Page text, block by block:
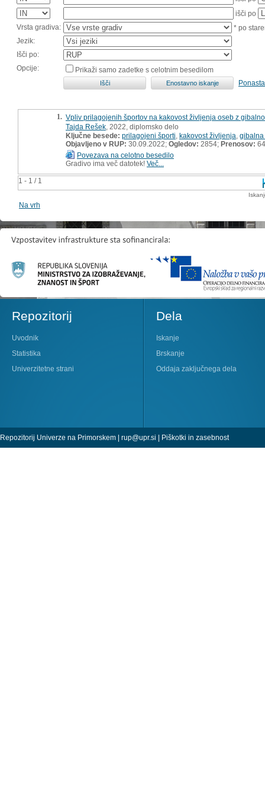
išči po
Vrsta gradiva:
* po
Jezik:
Išči po:
Opcije:
Prikaži samo zadetke s celotnim besedilom
1 - 1 / 1
1. Vpliv prilagojenih športov na kakovost življenja oseb z
Tajda Rešek , 2022, diplomsko delo
Ključne besede: prilagojeni športi kakovost življenja gibalna
Objavljeno v RUP: 30.09.2022; Ogledov: 2854; Prenosov: 64
Povezava na celotno besedilo
Gradivo ima več datotek! Več...
Na vrh
Repozitorij
Uvodnik
Statistika
Univerzitetne strani
Dela
Iskanje
Brskanje
Oddaja zaključnega dela
Repozitorij Univerze na Primorskem | rup@upr.si | Piškotki in zasebnost